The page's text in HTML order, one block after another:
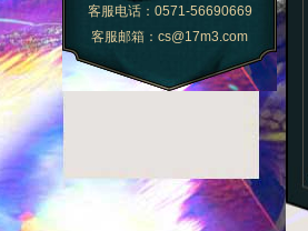
客服电话：0571-56690669
客服邮箱：cs@17m3.com